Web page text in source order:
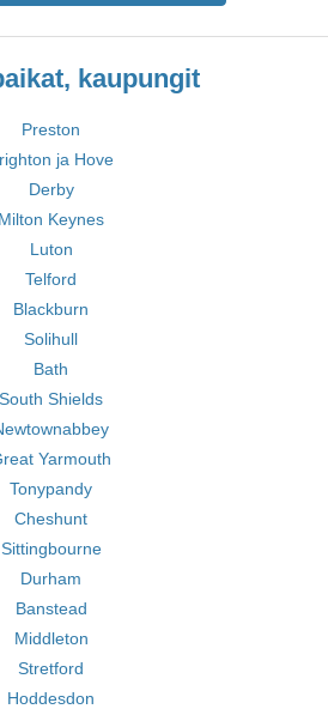
kaupungit
Preston
ja Hove
Derby
Milton Keynes
Luton
Telford
Blackburn
Solihull
Bath
South Shields
Yarmouth
Tonypandy
Cheshunt
Sittingbourne
Durham
Banstead
Middleton
Stretford
Hoddesdon